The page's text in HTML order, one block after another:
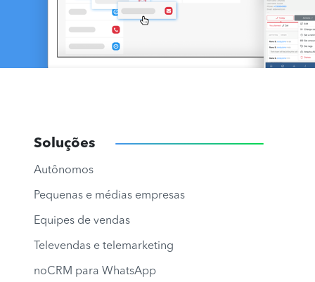
Soluções
Autônomos
Pequenas e médias empresas
Equipes de vendas
Televendas e telemarketing
noCRM para WhatsApp